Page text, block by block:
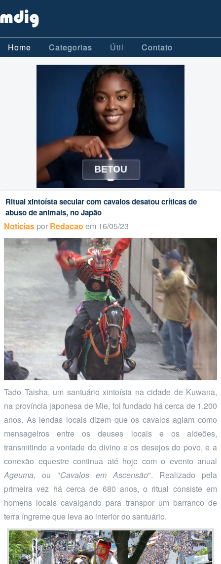
Home Categorias Útil Contato
Ritual xintoísta secular com cavalos desatou críticas de
abuso de animais, no Japão
Notícias por Redacao em 16/05/23
Tado Taisha, um santuário xintoísta na cidade de Kuwana,
na província japonesa de Mie, foi fundado há cerca de 1.200
anos. As lendas locais dizem que os cavalos agiam como
mensageiros entre os deuses locais e os aldeões,
transmitindo a vontade do divino e os desejos do povo, e a
conexão equestre continua até hoje com o evento anual
Ageuma, ou "Cavalos em Ascensão". Realizado pela
primeira vez há cerca de 680 anos, o ritual consiste em
homens locais cavalgando para transpor um barranco de
terra íngreme que leva ao interior do santuário.